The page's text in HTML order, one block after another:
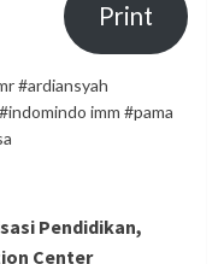
Print
#ardiansyah
imm #pama
Pendidikan,
Center